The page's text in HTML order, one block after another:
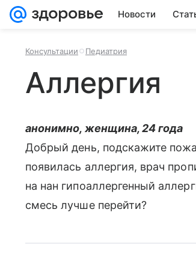
Новости
Консультации Педиатрия
Аллергия
анонимно, женщина, 24 года
Добрый день, подскажите
появилась аллергия, врач
на нан гипоаллергенный
смесь лучше перейти?